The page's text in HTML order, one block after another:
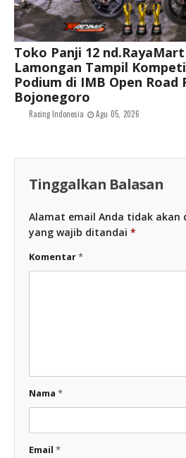
Toko Panji 12
Lamongan Tampil
Podium di IMB Open Road
Bojonegoro
Racing Indonesia Agu 05, 2026
Tinggalkan Balasan
Alamat email Anda tidak akan
yang wajib ditandai *
Komentar*
Nama *
Email *